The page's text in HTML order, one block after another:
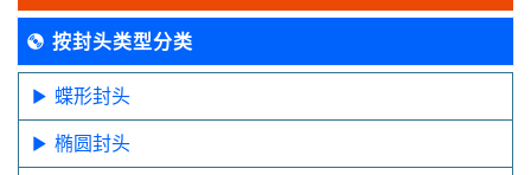
按封头类型分类
蝶形封头
椭圆封头